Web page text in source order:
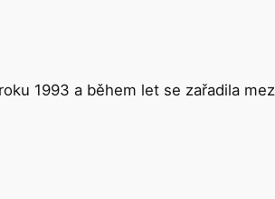
1993 a během let se zařadila